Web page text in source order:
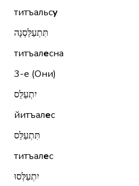
титъальсу
תִּתְעַלֵּסְנָה
титъалесна
3-е (Они)
יִתְעַלֵּס
йитъалес
תִּתְעַלֵּס
титъалес
יִתְעַלְּסוּ